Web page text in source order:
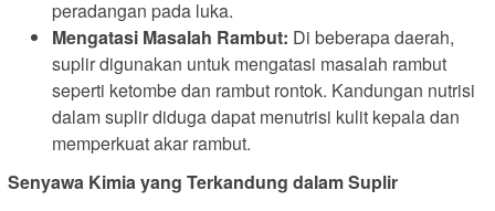
peradangan pada luka.
Mengatasi Masalah Rambut: Di beberapa daerah,
suplir digunakan untuk mengatasi masalah rambut
seperti ketombe dan rambut rontok. Kandungan nutrisi
dalam suplir diduga dapat menutrisi kulit kepala dan
memperkuat akar rambut.
Senyawa Kimia yang Terkandung dalam Suplir